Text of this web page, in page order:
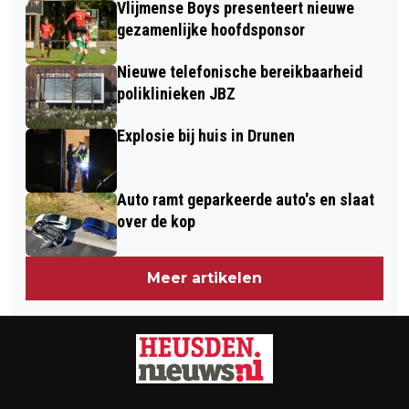
Vlijmense Boys presenteert nieuwe
gezamenlijke hoofdsponsor
Nieuwe telefonische bereikbaarheid
poliklinieken JBZ
Explosie bij huis in Drunen
Auto ramt geparkeerde auto's en slaat
over de kop
Meer artikelen